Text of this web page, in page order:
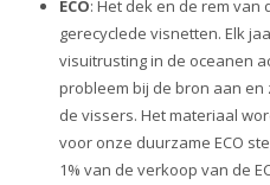
ECO: Het dek en de rem van
gerecyclede visnetten. Elk
visuitrusting in de oceanen
probleem bij de bron aan
de vissers. Het materiaal
voor onze duurzame ECO
1% van de verkoop van de